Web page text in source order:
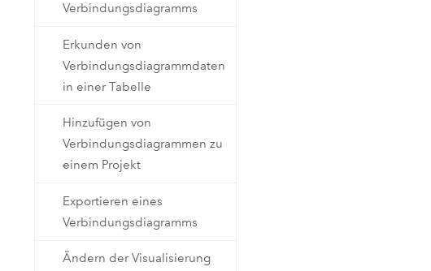
Verbindungsdiagramms
Erkunden von
Verbindungsdiagrammdaten
in einer Tabelle
Hinzufügen von
Verbindungsdiagrammen zu
einem Projekt
Exportieren eines
Verbindungsdiagramms
Ändern der Visualisierung